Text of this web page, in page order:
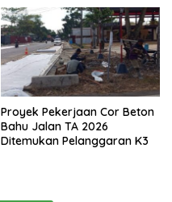
Proyek Pekerjaan Cor Beton
Bahu Jalan TA 2026
Ditemukan Pelanggaran K3